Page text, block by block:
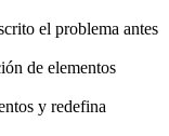
el problema antes
de elementos
y redefina